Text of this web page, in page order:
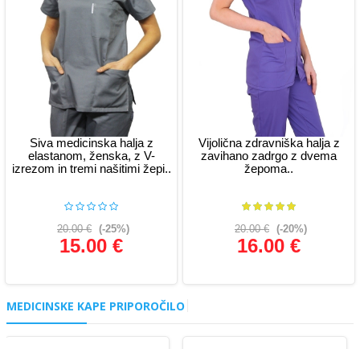
Siva medicinska halja z
elastanom, ženska, z V-
izrezom in tremi našitimi žepi..
20.00 € (-25%)
15.00 €
Glej podrobnosti
Vijolična zdravniška halja z
zavihano zadrgo z dvema
žepoma..
20.00 € (-20%)
16.00 €
MEDICINSKE KAPE PRIPOROČILO